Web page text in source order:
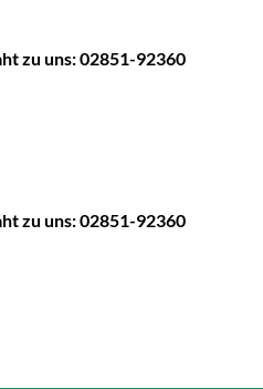
zu uns: 02851-92360
zu uns: 02851-92360